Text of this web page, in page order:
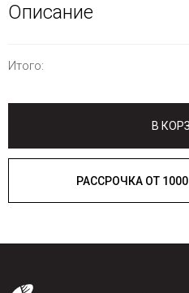
Описание
Итого:
В